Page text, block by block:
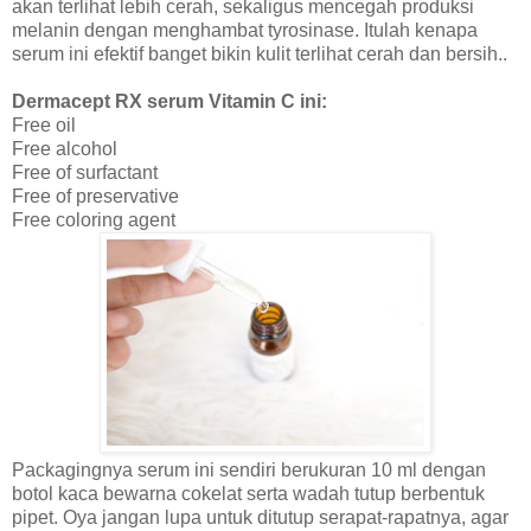
akan terlihat lebih cerah, sekaligus mencegah produksi
melanin dengan menghambat tyrosinase. Itulah kenapa
serum ini efektif banget bikin kulit terlihat cerah dan bersih..
Dermacept RX serum Vitamin C ini:
Free oil
Free alcohol
Free of surfactant
Free of preservative
Free coloring agent
Packagingnya serum ini sendiri berukuran 10 ml dengan
botol kaca bewarna cokelat serta wadah tutup berbentuk
pipet. Oya jangan lupa untuk ditutup serapat-rapatnya, agar